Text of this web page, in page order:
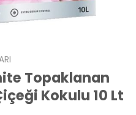
Topaklanan
Kokulu 10 Lt